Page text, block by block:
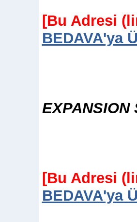
[Bu Adresi
BEDAVA'ya
EXPANSION
[Bu Adresi
BEDAVA'ya